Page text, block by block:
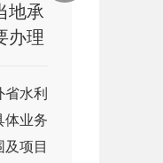
地承
办理
水利
体业务
项目